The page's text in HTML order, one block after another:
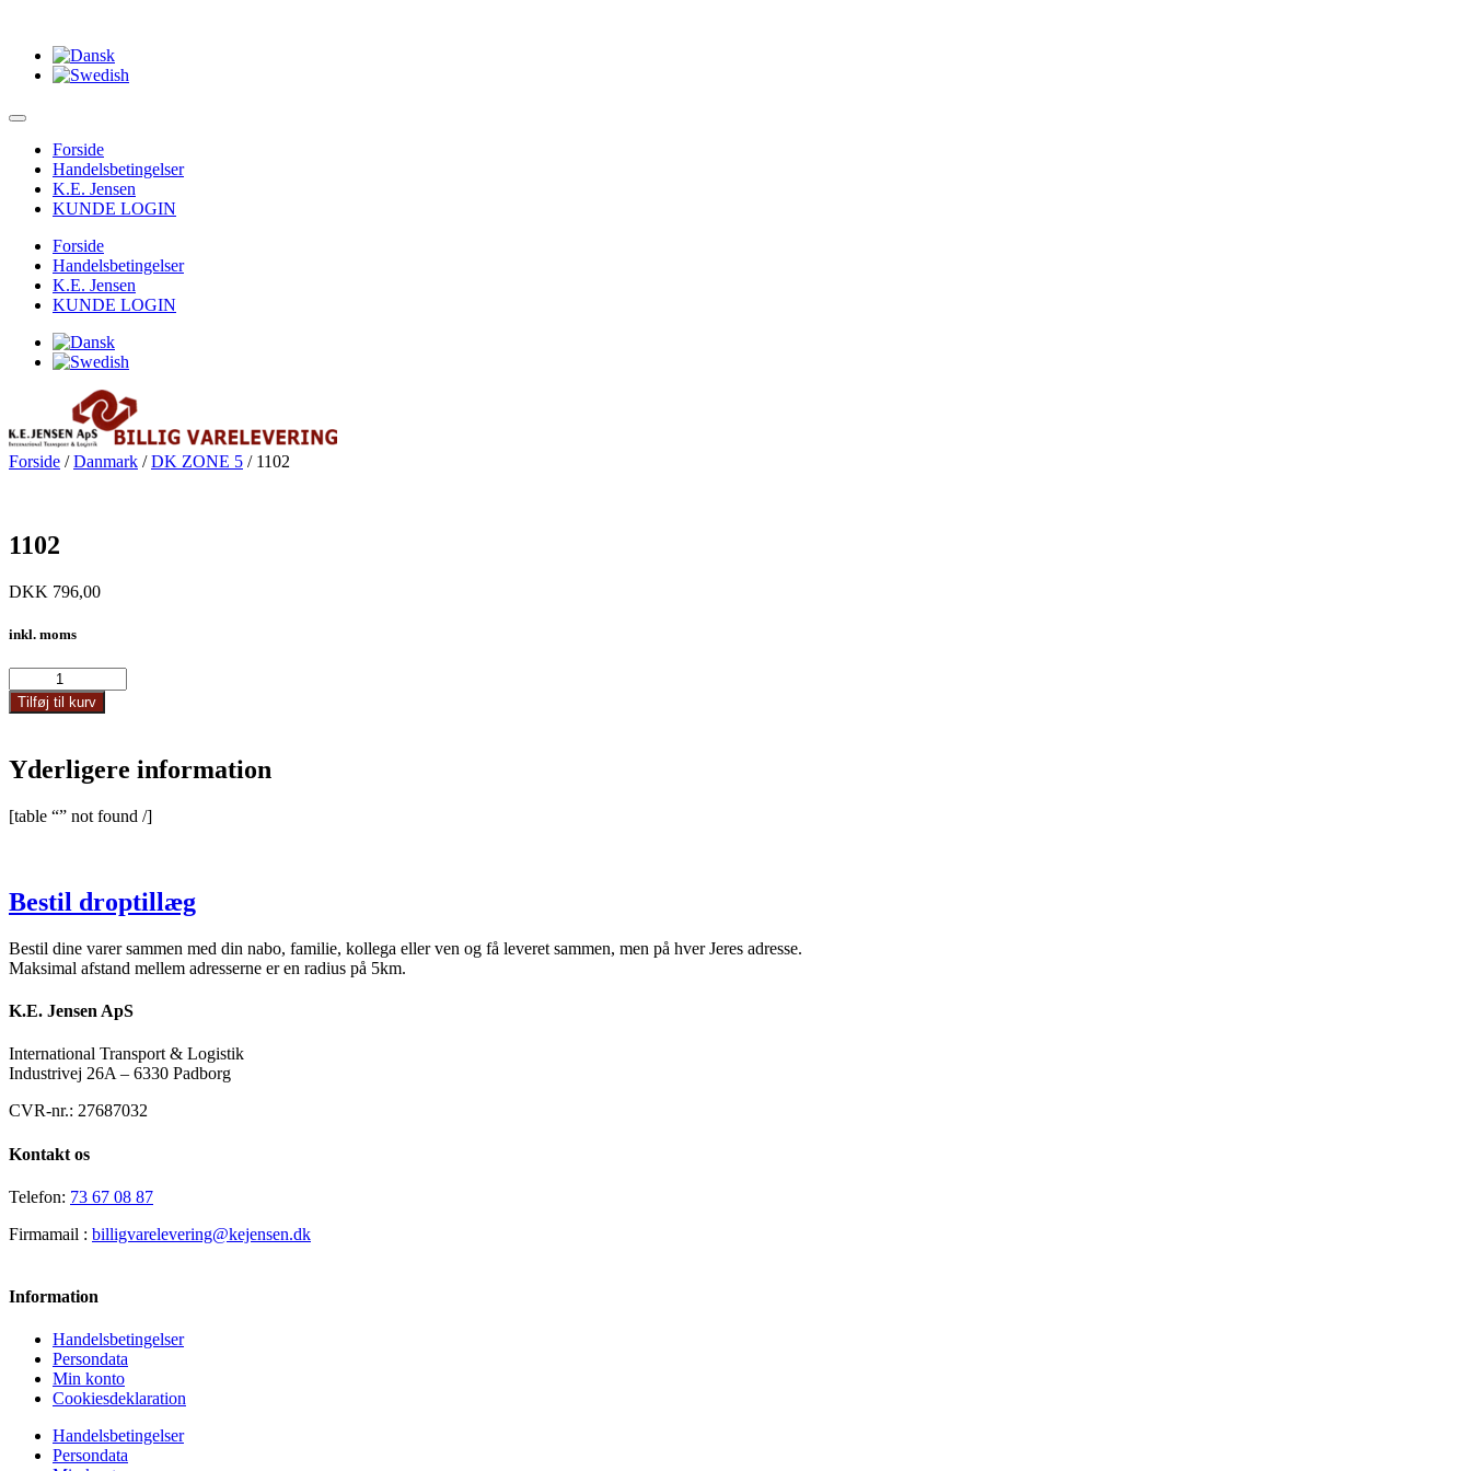
Forside
Handelsbetingelser
K.E. Jensen
KUNDE LOGIN
Forside
Handelsbetingelser
K.E. Jensen
KUNDE LOGIN
Forside /Danmark /DK ZONE 5 / 1102
1102
DKK 796,00
inkl. moms
antal
Tilføj til kurv
Yderligere information
[table “” not found /]
Bestil droptillæg
Bestil dine varer sammen med din nabo, familie, kollega eller ven og få leveret sammen, men på hver Jeres adresse.
Maksimal afstand mellem adresserne er en radius på 5km.
K.E. Jensen ApS
International Transport & Logistik
Industrivej 26A – 6330 Padborg
CVR-nr.: 27687032
Kontakt os
Telefon: 73 67 08 87
Firmamail : billigvarelevering@kejensen.dk
Information
Handelsbetingelser
Persondata
Min konto
Cookiesdeklaration
Handelsbetingelser
Persondata